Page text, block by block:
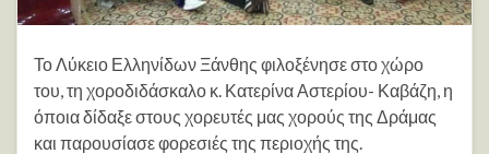
Το Λύκειο Ελληνίδων Ξάνθης φιλοξένησε στο χώρο
του, τη χοροδιδάσκαλο κ. Κατερίνα Αστερίου- Καβάζη, η
όποια δίδαξε στους χορευτές μας χορούς της Δράμας
και παρουσίασε φορεσιές της περιοχής της.